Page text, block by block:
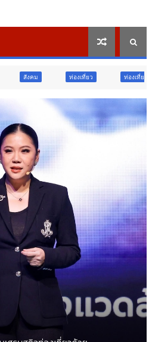
ท่องเที่ยว ท่องเที่ยว ภูมิภาค